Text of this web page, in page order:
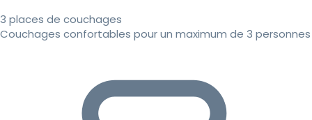
3 places de couchages
Couchages confortables pour un maximum de 3 personnes